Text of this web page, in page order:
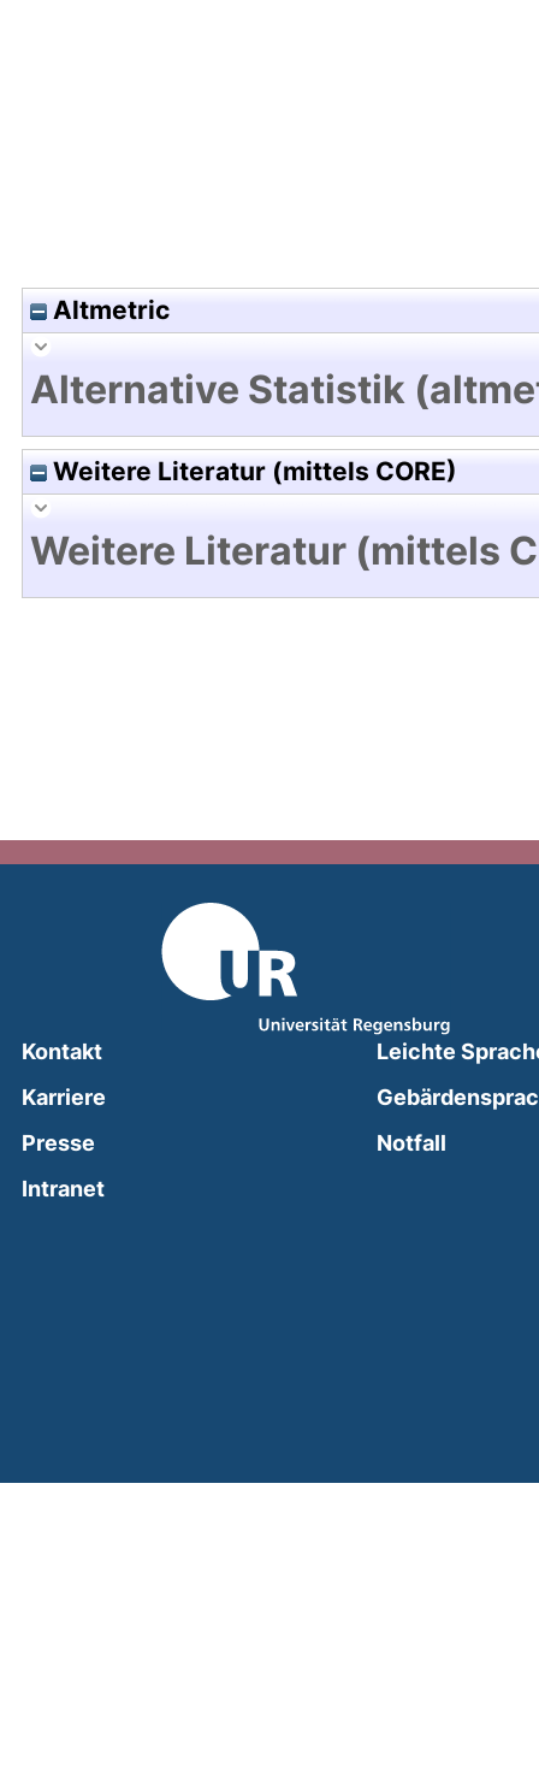
Altmetric
Alternative Statistik
Weitere Literatur (mittels CORE)
Weitere Literatur (mittels
Kontakt
Karriere
Presse
Intranet(external link, opens in a new window)
Leichte
Notfall